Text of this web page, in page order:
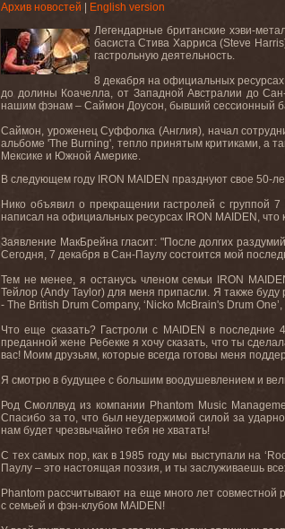
Архив новостей
English version
Легендарные британские хэви-
басиста Стива Харриса (Steve Harris
гастрольную деятельность.
8 декабря на официальных ресурсах
до долины Коачелла, от Западной Австралии до
нашим фэнам – Саймон Доусон, бывший сессионный
Саймон, уроженец Суффолка (Англия), начал
альбоме 'The Burning', тепло принятым критиками, а
Мексике и Южной Америке.
В следующем году IRON MAIDEN празднуют свое 50-
Нико объявил о прекращении гастролей с группой
написал на официальных ресурсах IRON MAIDEN , что
Заявление МакБрейна гласит: "После долгих
Сегодня, 7 декабря в Сан-Паулу состоится мой
Тем не менее, я останусь членом семьи IRON
Тейлор (Andy Taylor) для меня припасли. Я также
- The British Drum Company, ‘Nicko McBrain's Drum
Что еще сказать? Гастроли с MAIDEN в
преданной жене Ребекке я хочу сказать, что ты
вас! Моим друзьям, которые всегда готовы меня
Я смотрю в будущее с большим воодушевлением и
Род Смоллвуд из компании Phantom Music
Спасибо за то, что был неудержимой силой за
нам будет чрезвычайно тебя не хватать!
С тех самых пор, как в 1985 году мы выступали на
Паулу – это настоящая поэзия, и ты заслуживаешь
Phantom рассчитывают на еще много лет
с семьей и фэн-клубом MAIDEN!